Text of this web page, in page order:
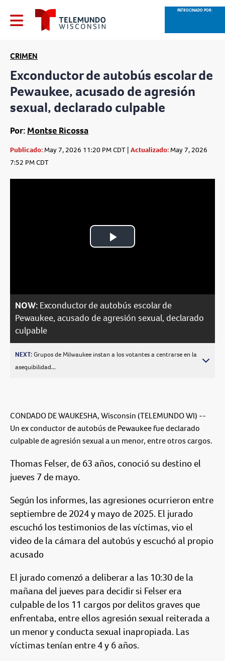
PATROCINADO POR:
CRIMEN
Exconductor de autobús escolar de
Pewaukee, acusado de agresión
sexual, declarado culpable
Por: Montse Ricossa
Publicado: May 7, 2026 11:20 PM CDT | Actualizado: May 7, 2026
7:52 PM CDT
Play
NOW: Exconductor de autobús escolar de
Pewaukee, acusado de agresión sexual, declarado
culpable
NEXT:Grupos de Milwaukee instan a los votantes a centrarse en la
asequibilidad...
CONDADO DE WAUKESHA, Wisconsin (TELEMUNDO WI) --
Un ex conductor de autobús de Pewaukee fue declarado
culpable de agresión sexual a un menor, entre otros cargos.
Thomas Felser, de 63 años, conoció su destino el
jueves 7 de mayo.
Según los informes, las agresiones ocurrieron entre
septiembre de 2024 y mayo de 2025. El jurado
escuchó los testimonios de las víctimas, vio el
video de la cámara del autobús y escuchó al propio
acusado
El jurado comenzó a deliberar a las 10:30 de la
mañana del jueves para decidir si Felser era
culpable de los 11 cargos por delitos graves que
enfrentaba, entre ellos agresión sexual reiterada a
un menor y conducta sexual inapropiada. Las
víctimas tenían entre 4 y 6 años.